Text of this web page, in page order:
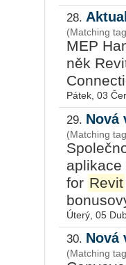
28.
(Matching
MEP
něk
Pátek, 03
29. Nová
(Matching
for Revit
Úterý, 05
30. Nová
(Matching